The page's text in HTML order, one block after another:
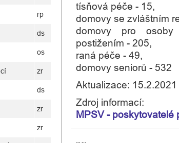
rp
ds
os
zr
ds
zr
zr
tísňová péče - 15,
domovy se zvláštním
domovy pro osoby
postižením - 205,
raná péče - 49,
domovy seniorů - 532
Aktualizace: 15.2.2021
Zdroj informací:
MPSV - poskytovatelé